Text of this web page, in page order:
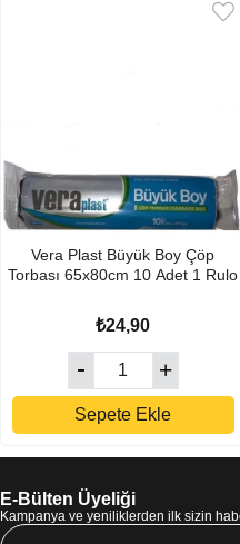
Vera Plast Büyük Boy Çöp
Torbası 65x80cm 10 Adet 1 Rulo
₺24,90
Sepete Ekle
E-Bülten Üyeliği
Kampanya ve yeniliklerden ilk sizin